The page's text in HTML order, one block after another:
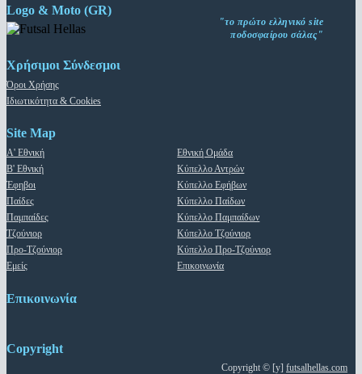
Logo & Moto (GR)
"το πρώτο ελληνικό site
ποδοσφαίρου σάλας"
Χρήσιμοι Σύνδεσμοι
Όροι Χρήσης
Ιδιωτικότητα & Cookies
Site Map
Α' Εθνική
Β' Εθνική
Έφηβοι
Παίδες
Παμπαίδες
Τζούνιορ
Προ-Τζούνιορ
Εμείς
Εθνική Ομάδα
Κύπελλο Αντρών
Κύπελλο Εφήβων
Κύπελλο Παίδων
Κύπελλο Παμπαίδων
Κύπελλο Τζούνιορ
Κύπελλο Προ-Τζούνιορ
Επικοινωνία
Επικοινωνία
Copyright
Copyright © [y] futsalhellas.com